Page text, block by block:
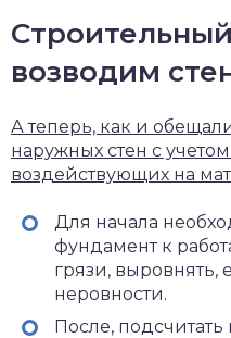
возводим
А теперь, как и
наружных стен с
воздействующих на
Для начала
фундамент к
грязи, выровнять,
неровности.
После,